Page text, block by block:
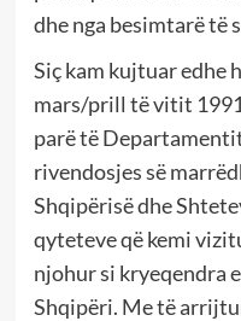
dhe nga besimtarë të
Siç kam kujtuar edhe
mars/prill të vitit
parë të
rivendosjes së
Shqipërisë dhe
qyteteve që kemi
njohur si kryeqendra
Shqipëri. Me të